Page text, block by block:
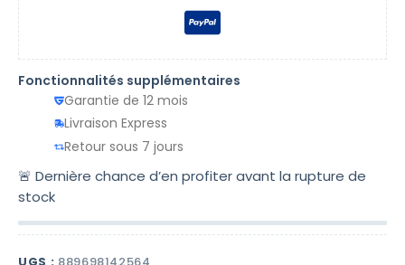
Fonctionnalités supplémentaires
Garantie de 12 mois
Livraison Express
Retour sous 7 jours
🚨 Dernière chance d’en profiter avant la rupture de
stock